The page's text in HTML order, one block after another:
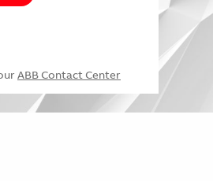
ABB Contact Center